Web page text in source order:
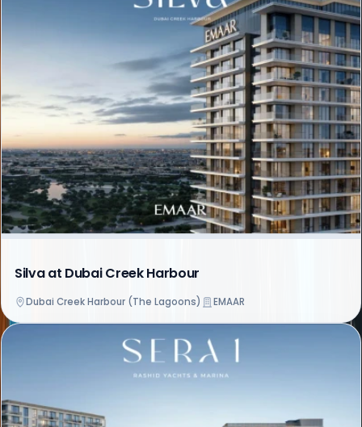
Silva at Dubai Creek Harbour
Dubai Creek Harbour (The Lagoons) EMAAR